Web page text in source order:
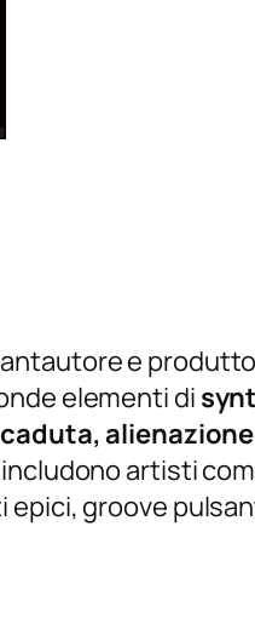
e
elementi di
caduta,
artisti
groove